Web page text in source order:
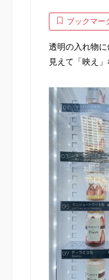
ブックマー
透明の入れ物に
見えて「映え」